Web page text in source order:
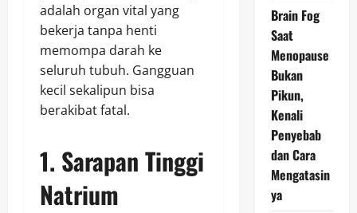
adalah organ vital yang
bekerja tanpa henti
memompa darah ke
seluruh tubuh. Gangguan
kecil sekalipun bisa
berakibat fatal.
1. Sarapan Tinggi
Natrium
Brain Fog
Saat
Menopause
Bukan
Pikun,
Kenali
Penyebab
dan Cara
Mengatasin
ya